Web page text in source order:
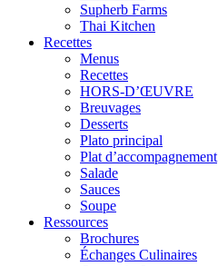
Supherb Farms
Thai Kitchen
Recettes
Menus
Recettes
HORS-D’ŒUVRE
Breuvages
Desserts
Plato principal
Plat d’accompagnement
Salade
Sauces
Soupe
Ressources
Brochures
Échanges Culinaires